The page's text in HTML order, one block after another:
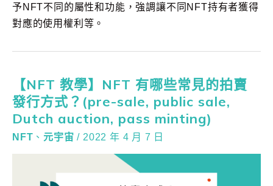
予NFT不同的屬性和功能，強調讓不同NFT持有者獲得
對應的使用權利等。
【NFT 教學】NFT 有哪些常見的拍賣
發行方式？(pre-sale, public sale,
Dutch auction, pass minting)
NFT 、 元宇宙 / 2022 年 4 月 7 日